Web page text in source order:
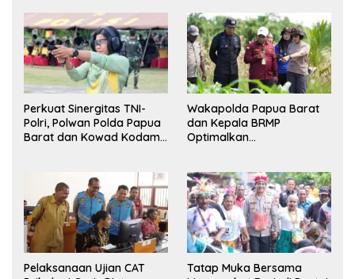
Perkuat Sinergitas TNI-
Polri, Polwan Polda Papua
Barat dan Kowad Kodam
Persahabatan
Wakapolda Papua Barat
dan Kepala BRMP
Optimalkan
Pangan Papua Barat
Pelaksanaan Ujian CAT
Tatap Muka Bersama